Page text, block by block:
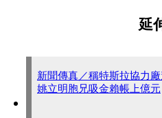
延
新聞傳真／稱特斯拉協力
姚立明胞兄吸金賴帳上億元